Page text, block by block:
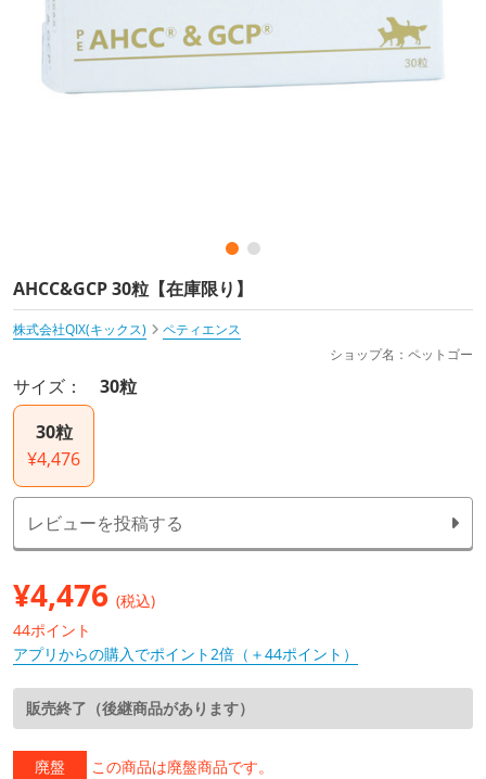
AHCC&GCP 30粒【在庫限り】
株式会社QIX(キックス)
ペティエンス
ショップ名：ペットゴー
サイズ： 30粒
30粒
¥4,476
レビューを投稿する
¥4,476 (税込)
44ポイント
アプリからの購入でポイント2倍（＋44ポイント）
販売終了（後継商品があります）
廃盤 この商品は廃盤商品です。